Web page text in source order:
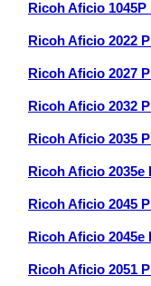
Ricoh Aficio
Ricoh Aficio 2022
Ricoh Aficio 2027
Ricoh Aficio 2032
Ricoh Aficio 2035
Ricoh Aficio
Ricoh Aficio 2045
Ricoh Aficio
Ricoh Aficio 2051